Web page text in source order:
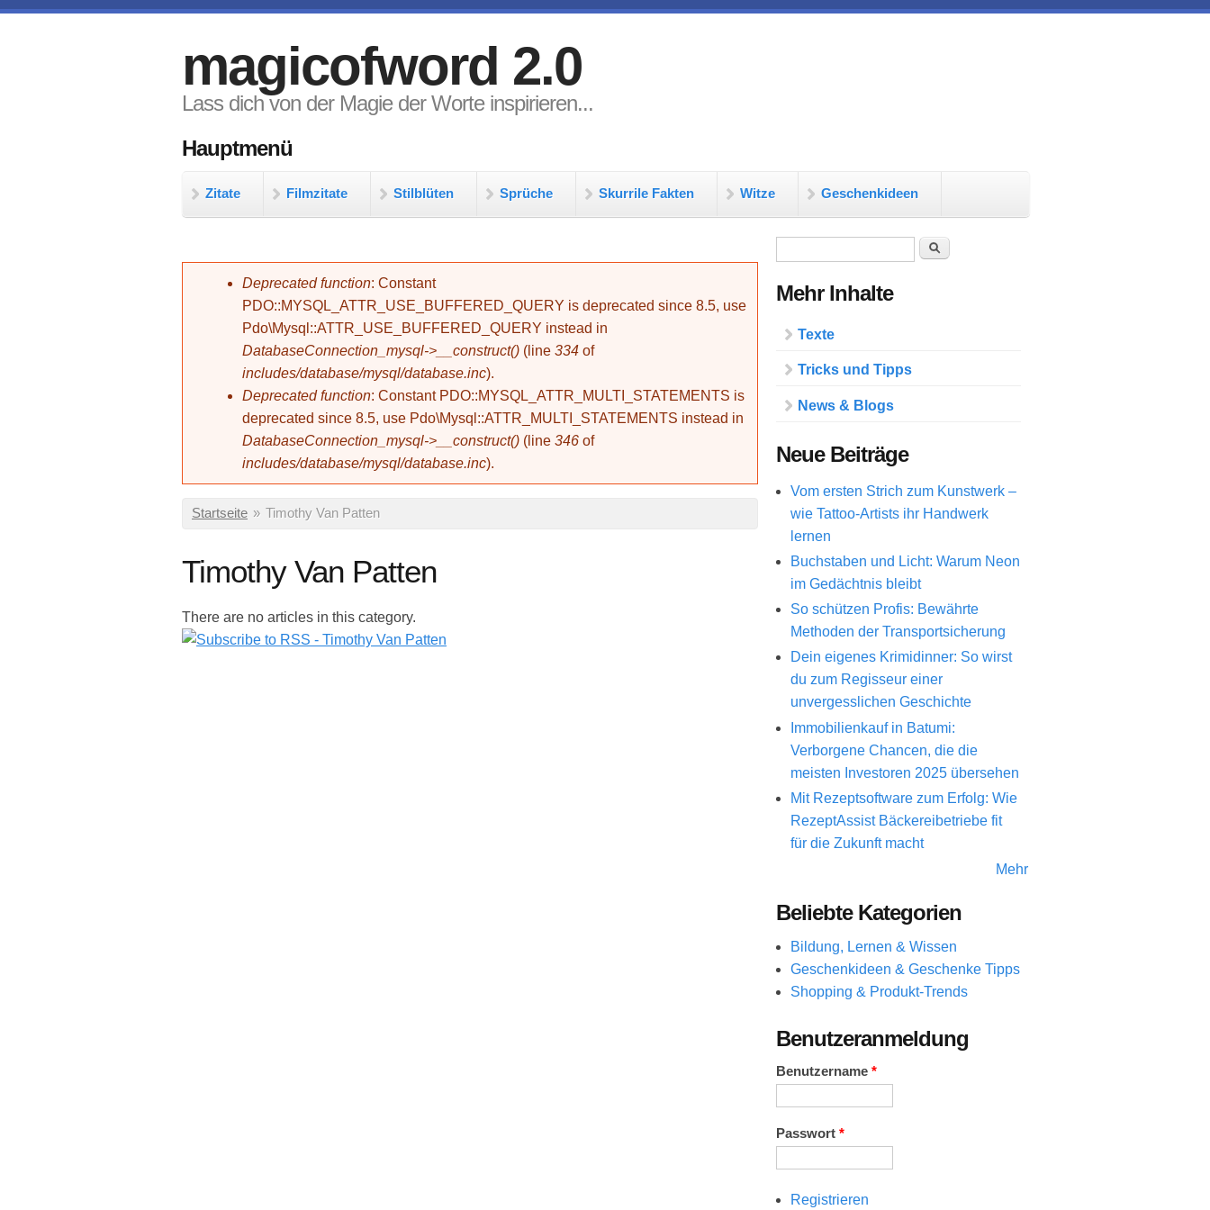
magicofword 2.0
Lass dich von der Magie der Worte inspirieren...
Hauptmenü
Zitate Filmzitate Stilblüten Sprüche Skurrile Fakten Witze Geschenkideen
Fehlermeldung
Deprecated function: Constant
PDO::MYSQL_ATTR_USE_BUFFERED_QUERY is deprecated since 8.5, use
Pdo\Mysql::ATTR_USE_BUFFERED_QUERY instead in
DatabaseConnection_mysql->__construct() (line 334 of
includes/database/mysql/database.inc).
Deprecated function: Constant PDO::MYSQL_ATTR_MULTI_STATEMENTS is
deprecated since 8.5, use Pdo\Mysql::ATTR_MULTI_STATEMENTS instead in
DatabaseConnection_mysql->__construct() (line 346 of
includes/database/mysql/database.inc).
Sie sind hier
Startseite » Timothy Van Patten
Timothy Van Patten
There are no articles in this category.
Suche
Mehr Inhalte
Texte
Tricks und Tipps
News & Blogs
Neue Beiträge
Vom ersten Strich zum Kunstwerk –
wie Tattoo-Artists ihr Handwerk
lernen
Buchstaben und Licht: Warum Neon
im Gedächtnis bleibt
So schützen Profis: Bewährte
Methoden der Transportsicherung
Dein eigenes Krimidinner: So wirst
du zum Regisseur einer
unvergesslichen Geschichte
Immobilienkauf in Batumi:
Verborgene Chancen, die die
meisten Investoren 2025 übersehen
Mit Rezeptsoftware zum Erfolg: Wie
RezeptAssist Bäckereibetriebe fit
für die Zukunft macht
Mehr
Beliebte Kategorien
Bildung, Lernen & Wissen
Geschenkideen & Geschenke Tipps
Shopping & Produkt-Trends
Benutzeranmeldung
Benutzername *
Passwort *
Registrieren